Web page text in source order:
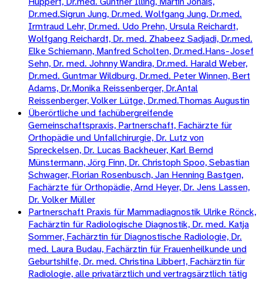
Dr.med.Sigrun Jung, Dr.med. Wolfgang Jung, Dr.med.
Irmtraud Lehr, Dr.med. Udo Prehn, Ursula Reichardt,
Wolfgang Reichardt, Dr. med. Zhabeez Sadjadi, Dr.med.
Elke Schiemann, Manfred Scholten, Dr.med.Hans-Josef
Sehn, Dr. med. Johnny Wandira, Dr.med. Harald Weber,
Dr.med. Guntmar Wildburg, Dr.med. Peter Winnen, Bert
Adams, Dr.Monika Reissenberger, Dr.Antal
Reissenberger, Volker Lütge, Dr.med.Thomas Augustin
Überörtliche und fachübergreifende
Gemeinschaftspraxis, Partnerschaft, Fachärzte für
Orthopädie und Unfallchirurgie, Dr. Lutz von
Spreckelsen, Dr. Lucas Backheuer, Karl Bernd
Münstermann, Jörg Finn, Dr. Christoph Spoo, Sebastian
Schwager, Florian Rosenbusch, Jan Henning Bastgen,
Fachärzte für Orthopädie, Arnd Heyer, Dr. Jens Lassen,
Dr. Volker Müller
Partnerschaft Praxis für Mammadiagnostik Ulrike Rönck,
Fachärztin für Radiologische Diagnostik, Dr. med. Katja
Sommer, Fachärztin für Diagnostische Radiologie, Dr.
med. Laura Budau, Fachärztin für Frauenheilkunde und
Geburtshilfe, Dr. med. Christina Libbert, Fachärztin für
Radiologie, alle privatärztlich und vertragsärztlich tätig